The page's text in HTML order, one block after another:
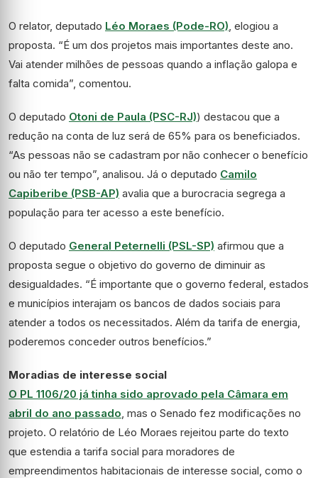
O relator, deputado Léo Moraes (Pode-RO), elogiou a
proposta. “É um dos projetos mais importantes deste ano.
Vai atender milhões de pessoas quando a inflação galopa e
falta comida”, comentou.
O deputado Otoni de Paula (PSC-RJ)) destacou que a
redução na conta de luz será de 65% para os beneficiados.
“As pessoas não se cadastram por não conhecer o benefício
ou não ter tempo”, analisou. Já o deputado Camilo
Capiberibe (PSB-AP) avalia que a burocracia segrega a
população para ter acesso a este benefício.
O deputado General Peternelli (PSL-SP) afirmou que a
proposta segue o objetivo do governo de diminuir as
desigualdades. “É importante que o governo federal, estados
e municípios interajam os bancos de dados sociais para
atender a todos os necessitados. Além da tarifa de energia,
poderemos conceder outros benefícios.”
Moradias de interesse social
O PL 1106/20 já tinha sido aprovado pela Câmara em
abril do ano passado, mas o Senado fez modificações no
projeto. O relatório de Léo Moraes rejeitou parte do texto
que estendia a tarifa social para moradores de
empreendimentos habitacionais de interesse social, como o